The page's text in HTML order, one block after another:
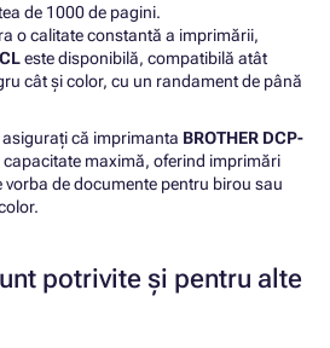
de 1000 de pagini.
o calitate constantă a imprimării,
este disponibilă, compatibilă atât
cât și color, cu un randament de până
că imprimanta BROTHER DCP-
capacitate maximă, oferind imprimări
vorba de documente pentru birou sau
potrivite și pentru alte